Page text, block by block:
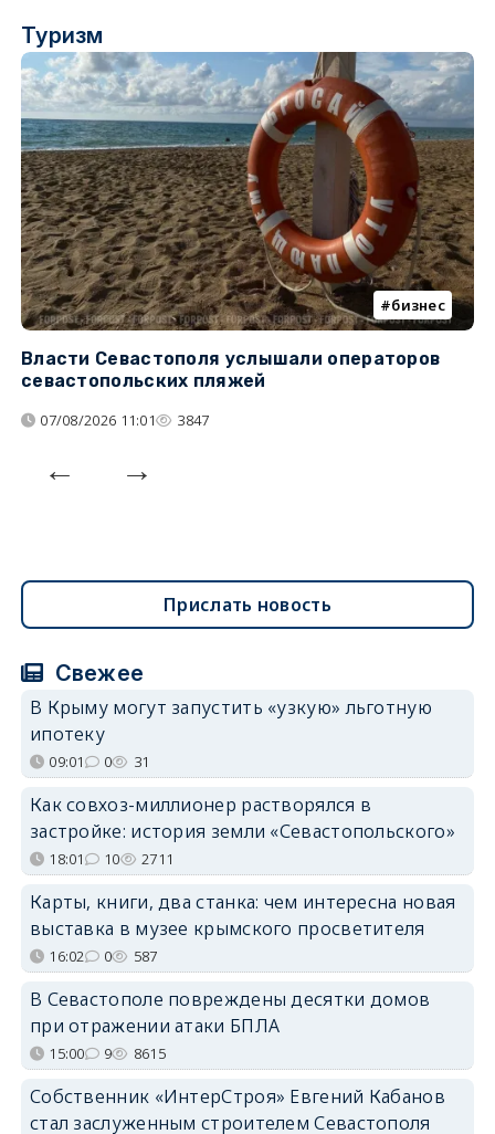
Туризм
бизнес
Власти Севастополя услышали операторов
севастопольских пляжей
07/08/2026 11:01 3847
Прислать новость
Свежее
В Крыму могут запустить «узкую» льготную
ипотеку
09:01 0 31
Как совхоз-миллионер растворялся в
застройке: история земли «Севастопольского»
18:01 10 2711
Карты, книги, два станка: чем интересна новая
выставка в музее крымского просветителя
16:02 0 587
В Севастополе повреждены десятки домов
при отражении атаки БПЛА
15:00 9 8615
Собственник «ИнтерСтроя» Евгений Кабанов
стал заслуженным строителем Севастополя